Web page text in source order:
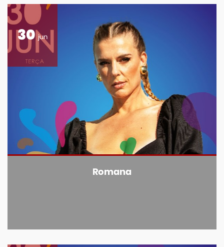
30 jun
Romana